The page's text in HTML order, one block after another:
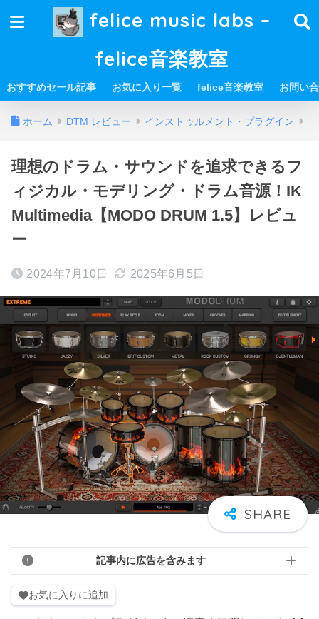
felice music labs –
felice音楽教室
おすすめセール記事 お気に入り一覧 felice音楽教室 お問い
ホーム DTM レビュー インストゥルメント・プラグイン
理想のドラム・サウンドを追求できるフ
ィジカル・モデリング・ドラム音源！IK
Multimedia【MODO DRUM 1.5】レビュ
ー
2024年7月10日 2025年6月5日
記事内に広告を含みます
お気に入りに追加